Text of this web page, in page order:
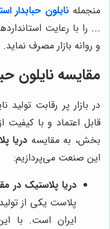
منجمله نایلون حبابدار
... را با رعایت
و روانه بازار مصرف نماید.
مقایسه نایلون
در بازار پر رقابت تولید
قابل اعتماد و با کیفیت
بخش، به مقایسه دریا
این صنعت می‌پردازیم:
دریا پلاستیک در
پلاست یکی از
ایران است. با